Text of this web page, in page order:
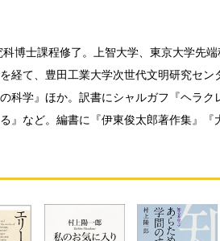
博士課程修了。上智大学、東京大学先
経て、豊田工業大学次世代文明研究セン
科学』ほか。訳書にシャルガフ『ヘラク
』など。編書に『伊東俊太郎著作集』『